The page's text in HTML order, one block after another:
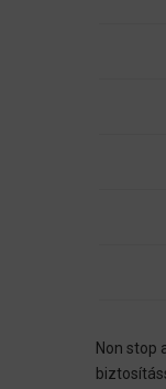
Non stop